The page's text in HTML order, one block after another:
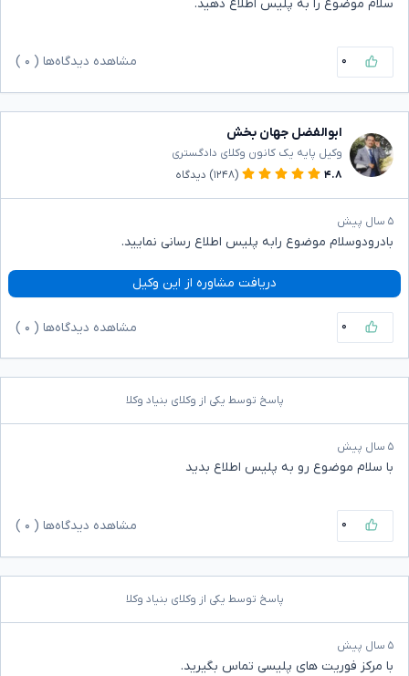
سلام موضوع را به پلیس اطلاع دهید.
۰ مشاهده دیدگاه‌ها ( ۰
ابوالفضل جهان بخش
وکیل پایه یک کانون وکلای دادگستری
۴.۸
(۱۲۴۸) دیدگاه
۵ سال پیش
بادرودوسلام موضوع رابه پلیس اطلاع رسانی نمایید.
دریافت مشاوره از این وکیل
۰ مشاهده دیدگاه‌ها ( ۰
پاسخ توسط یکی از وکلای بنیاد وکلا
۵ سال پیش
با سلام موضوع رو به پلیس اطلاع بدید
۰ مشاهده دیدگاه‌ها ( ۰
پاسخ توسط یکی از وکلای بنیاد وکلا
۵ سال پیش
با مرکز فوریت های پلیسی تماس بگیرید.